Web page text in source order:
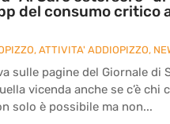
del consumo critico
, ATTIVITA' ADDIOPIZZO,
sulle pagine del Giornale
vicenda anche se c’è chi
solo è possibile ma non...